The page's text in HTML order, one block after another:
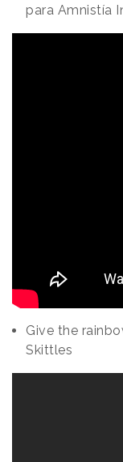
para Amnistía
Give the
Skittles